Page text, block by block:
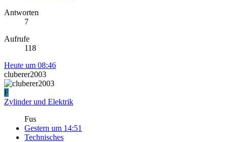
Antworten
7
Aufrufe
118
Heute um 08:46
cluberer2003
F
Zylinder und Elektrik
Fus
Gestern um 14:51
Technisches